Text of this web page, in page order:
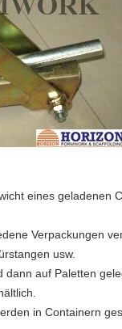
eines geladenen
Verpackungen
usw.
dann auf Paletten
in Containern